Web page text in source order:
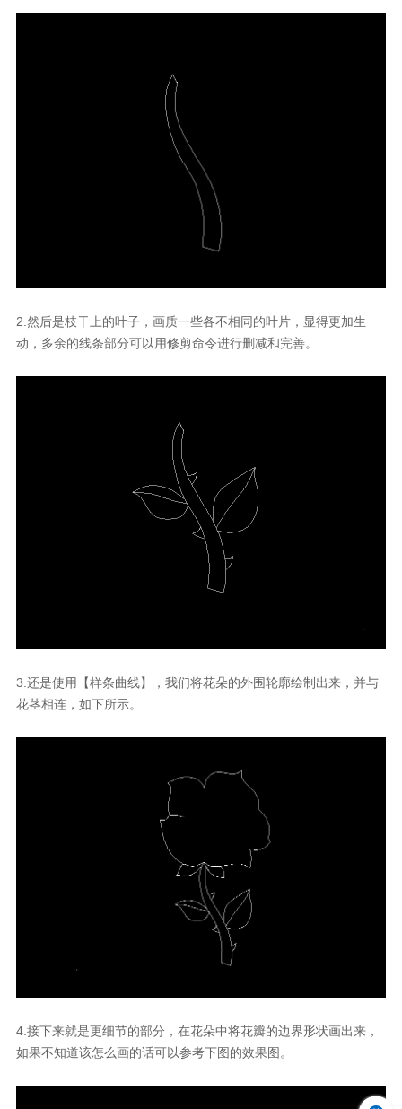
2.然后是枝干上的叶子，画质一些各不相同的叶片，显得更加生
动，多余的线条部分可以用修剪命令进行删减和完善。
3.还是使用【样条曲线】，我们将花朵的外围轮廓绘制出来，并与
花茎相连，如下所示。
4.接下来就是更细节的部分，在花朵中将花瓣的边界形状画出来，
如果不知道该怎么画的话可以参考下图的效果图。